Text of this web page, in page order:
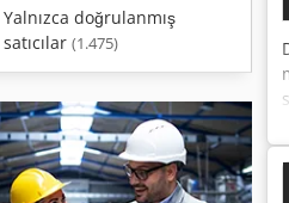
Yalnızca doğrulanmış
satıcılar (1.475)